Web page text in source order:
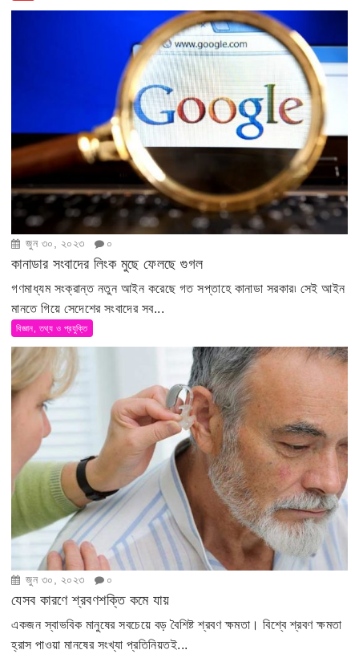
জুন ৩০, ২০২৩ ০
কানাডার সংবাদের লিংক মুছে ফেলছে গুগল
গণমাধ্যম সংক্রান্ত নতুন আইন করেছে গত সপ্তাহে কানাডা সরকার৷ সেই আইন
মানতে গিয়ে সেদেশের সংবাদের সব...
বিজ্ঞান, তথ্য ও প্রযুক্তি
জুন ৩০, ২০২৩ ০
যেসব কারণে শ্রবণশক্তি কমে যায়
একজন স্বাভবিক মানুষের সবচেয়ে বড় বৈশিষ্ট শ্রবণ ক্ষমতা। বিশ্বে শ্রবণ ক্ষমতা
হ্রাস পাওয়া মানষের সংখ্যা প্রতিনিয়তই...